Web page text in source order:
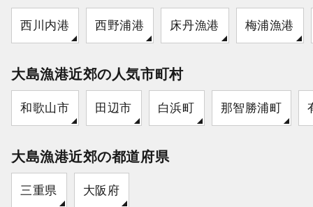
西川内港 西野浦港 床丹漁港 梅浦漁港
大島漁港近郊の人気市町村
和歌山市 田辺市 白浜町 那智勝浦町
大島漁港近郊の都道府県
三重県 大阪府